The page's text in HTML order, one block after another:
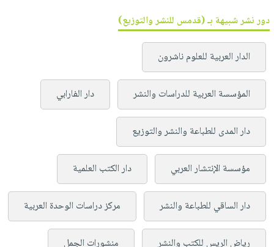
دور نشر شبيهة بـ (قدمس للنشر والتوزيع)
الدار العربية للعلوم ناشرون
المؤسسة العربية للدراسات والنشر دار الفارابي
دار المدى للطباعة والنشر والتوزيع
مؤسسة الإنتشار العربي دار الكتب العلمية
دار الساقي للطباعة والنشر مركز دراسات الوحدة العربية
رياض الريس للكتب والنشر منشورات الجمل